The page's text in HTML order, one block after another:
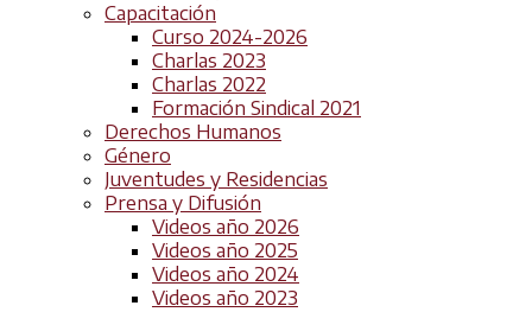
Capacitación
Curso 2024-2026
Charlas 2023
Charlas 2022
Formación Sindical 2021
Derechos Humanos
Género
Juventudes y Residencias
Prensa y Difusión
Videos año 2026
Videos año 2025
Videos año 2024
Videos año 2023